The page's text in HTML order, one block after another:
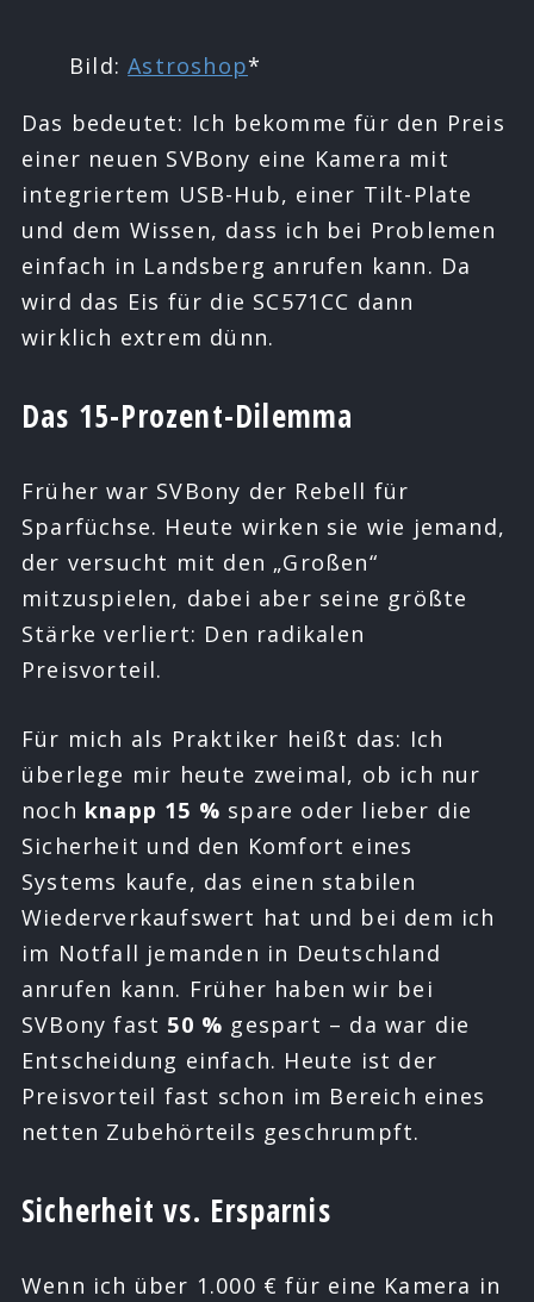
Bild:Astroshop*
Das bedeutet: Ich bekomme für den Preis
einer neuen SVBony eine Kamera mit
integriertem USB-Hub, einer Tilt-Plate
und dem Wissen, dass ich bei Problemen
einfach in Landsberg anrufen kann. Da
wird das Eis für die SC571CC dann
wirklich extrem dünn.
Das 15-Prozent-Dilemma
Früher war SVBony der Rebell für
Sparfüchse. Heute wirken sie wie jemand,
der versucht mit den „Großen“
mitzuspielen, dabei aber seine größte
Stärke verliert: Den radikalen
Preisvorteil.
Für mich als Praktiker heißt das: Ich
überlege mir heute zweimal, ob ich nur
noch knapp 15 % spare oder lieber die
Sicherheit und den Komfort eines
Systems kaufe, das einen stabilen
Wiederverkaufswert hat und bei dem ich
im Notfall jemanden in Deutschland
anrufen kann. Früher haben wir bei
SVBony fast 50 % gespart – da war die
Entscheidung einfach. Heute ist der
Preisvorteil fast schon im Bereich eines
netten Zubehörteils geschrumpft.
Sicherheit vs. Ersparnis
Wenn ich über 1.000 € für eine Kamera in